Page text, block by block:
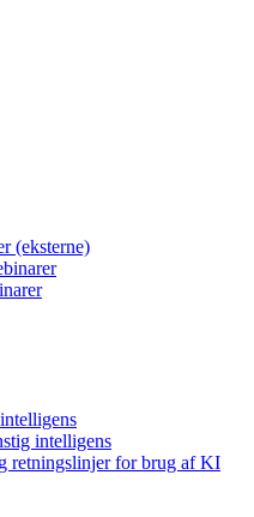
(eksterne)
intelligens
retningslinjer for brug af KI